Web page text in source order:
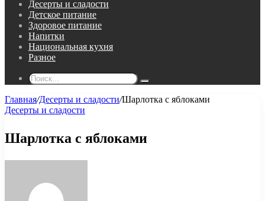
Десерты и сладости
Детское питание
Здоровое питание
Напитки
Национальная кухня
Разное
Поиск...
Главная/Десерты и сладости/Шарлотка с яблоками
Десерты и сладости
Шарлотка с яблоками